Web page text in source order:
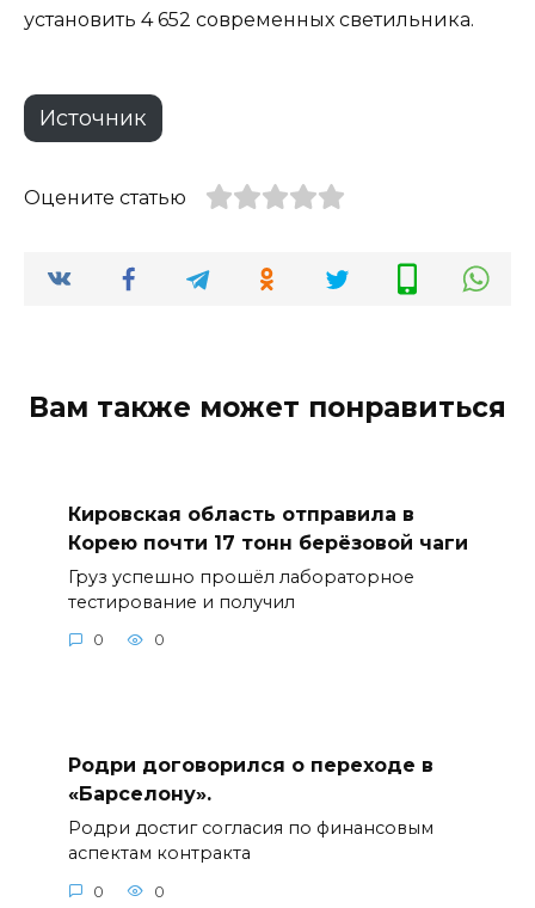
установить 4 652 современных светильника.
Источник
Оцените статью
Вам также может понравиться
Кировская область отправила в
Корею почти 17 тонн берёзовой чаги
Груз успешно прошёл лабораторное
тестирование и получил
0 0
Родри договорился о переходе в
«Барселону».
Родри достиг согласия по финансовым
аспектам контракта
0 0